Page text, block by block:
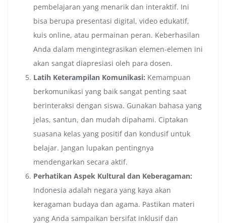
pembelajaran yang menarik dan interaktif. Ini
bisa berupa presentasi digital, video edukatif,
kuis online, atau permainan peran. Keberhasilan
Anda dalam mengintegrasikan elemen-elemen ini
akan sangat diapresiasi oleh para dosen.
Latih Keterampilan Komunikasi: Kemampuan
berkomunikasi yang baik sangat penting saat
berinteraksi dengan siswa. Gunakan bahasa yang
jelas, santun, dan mudah dipahami. Ciptakan
suasana kelas yang positif dan kondusif untuk
belajar. Jangan lupakan pentingnya
mendengarkan secara aktif.
Perhatikan Aspek Kultural dan Keberagaman:
Indonesia adalah negara yang kaya akan
keragaman budaya dan agama. Pastikan materi
yang Anda sampaikan bersifat inklusif dan